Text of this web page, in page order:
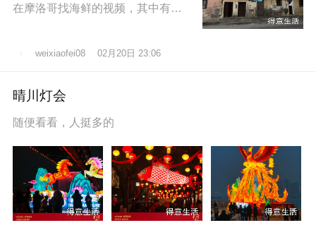
在摩洛哥找海鲜的视频，其中有个
地拍照留
weixiaofei08 02月20日 23:06
晴川灯会
随便看看，人挺多的